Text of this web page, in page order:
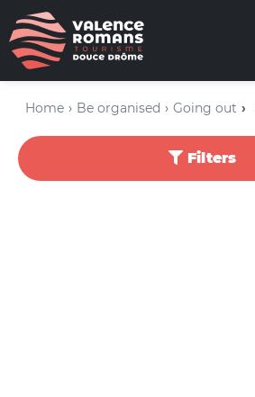
Home Be organised Going out
Filters